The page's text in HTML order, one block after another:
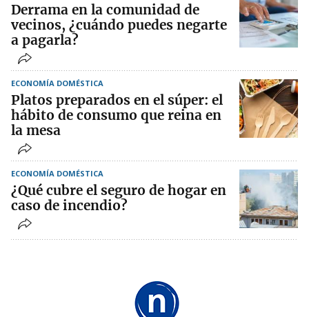
Derrama en la comunidad de
vecinos, ¿cuándo puedes negarte
a pagarla?
ECONOMÍA DOMÉSTICA
Platos preparados en el súper: el
hábito de consumo que reina en
la mesa
ECONOMÍA DOMÉSTICA
¿Qué cubre el seguro de hogar en
caso de incendio?